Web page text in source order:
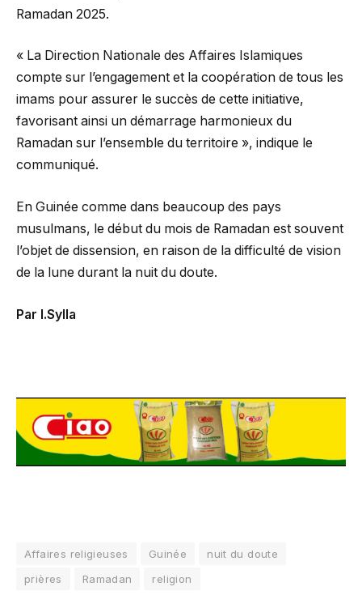
Ramadan 2025.
« La Direction Nationale des Affaires Islamiques
compte sur l’engagement et la coopération de tous les
imams pour assurer le succès de cette initiative,
favorisant ainsi un démarrage harmonieux du
Ramadan sur l’ensemble du territoire », indique le
communiqué.
En Guinée comme dans beaucoup des pays
musulmans, le début du mois de Ramadan est souvent
l’objet de dissension, en raison de la difficulté de vision
de la lune durant la nuit du doute.
Par I.Sylla
Affaires religieuses Guinée
nuit du doute
prières
Ramadan religion